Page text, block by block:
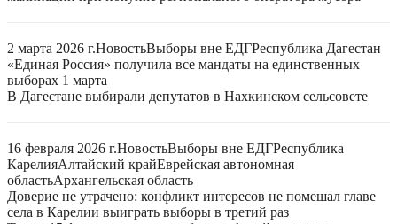
2 марта 2026 г.НовостьВыборы вне ЕДГРеспублика Дагестан
«Единая Россия» получила все мандаты на единственных
выборах 1 марта
В Дагестане выбирали депутатов в Нахкинском сельсовете
16 февраля 2026 г.НовостьВыборы вне ЕДГРеспублика
КарелияАлтайский крайЕврейская автономная
областьАрхангельская область
Доверие не утрачено: конфликт интересов не помешал главе
села в Карелии выиграть выборы в третий раз